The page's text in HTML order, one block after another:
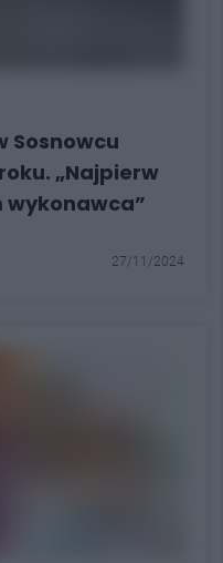
Sosnowcu
„Najpierw
27/11/2024